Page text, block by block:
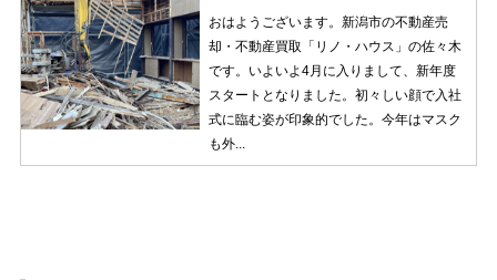
おはようございます。新潟市の不動産売
却・不動産買取「リノ・ハウス」の佐々木
です。いよいよ4月に入りまして、新年度
スタートとなりました。初々しい顔で入社
式に臨む姿が印象的でした。今年はマスク
も外...